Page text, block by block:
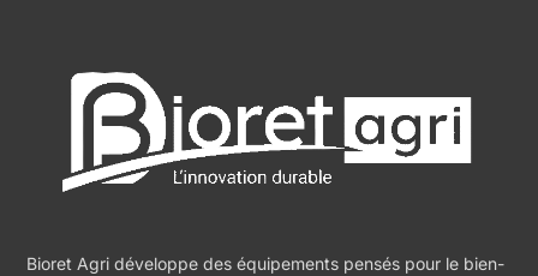
Bioret Agri développe des équipements pensés pour le bien-